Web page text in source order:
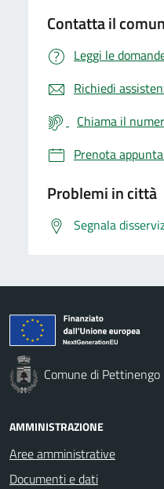
Contatta il
Leggi le
Richiedi
Chiama il
Prenota
Problemi in città
Segnala
Comune di Pettinengo
AMMINISTRAZIONE
Aree amministrative
Documenti e dati